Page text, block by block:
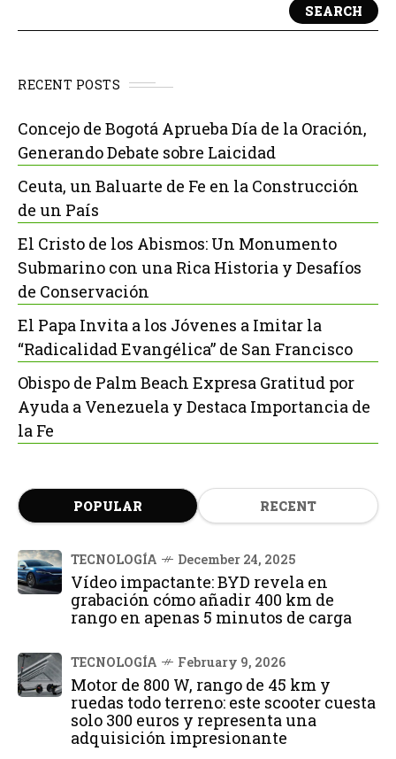
SEARCH
RECENT POSTS
Concejo de Bogotá Aprueba Día de la Oración,
Generando Debate sobre Laicidad
Ceuta, un Baluarte de Fe en la Construcción
de un País
El Cristo de los Abismos: Un Monumento
Submarino con una Rica Historia y Desafíos
de Conservación
El Papa Invita a los Jóvenes a Imitar la
“Radicalidad Evangélica” de San Francisco
Obispo de Palm Beach Expresa Gratitud por
Ayuda a Venezuela y Destaca Importancia de
la Fe
POPULAR RECENT
TECNOLOGÍA December 24, 2025
Vídeo impactante: BYD revela en
grabación cómo añadir 400 km de
rango en apenas 5 minutos de carga
TECNOLOGÍA February 9, 2026
Motor de 800 W, rango de 45 km y
ruedas todo terreno: este scooter cuesta
solo 300 euros y representa una
adquisición impresionante